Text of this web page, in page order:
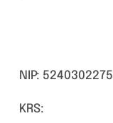
NIP: 5240302275
KRS: